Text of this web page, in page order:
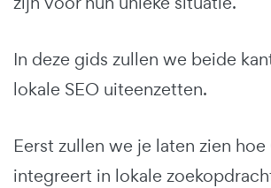
In deze gids zullen we beide
lokale SEO uiteenzetten.
Eerst zullen we je laten zien
integreert in lokale